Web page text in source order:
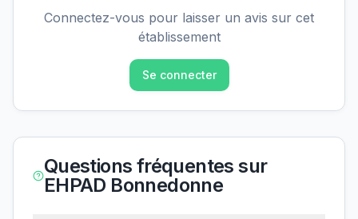
Connectez-vous pour laisser un avis sur cet
établissement
Se connecter
Questions fréquentes sur
EHPAD Bonnedonne